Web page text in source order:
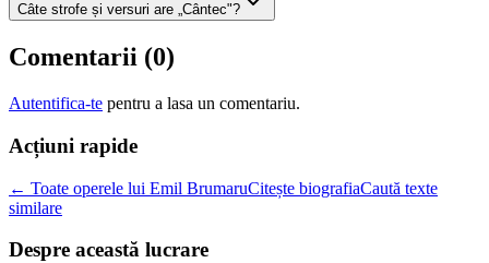
Câte strofe și versuri are „Cântec"?
Comentarii (0)
Autentifica-te pentru a lasa un comentariu.
Acțiuni rapide
← Toate operele lui Emil BrumaruCitește biografiaCaută texte
similare
Despre această lucrare